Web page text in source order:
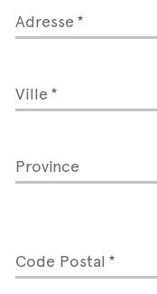
Adresse
Ville
Province
Code Postal